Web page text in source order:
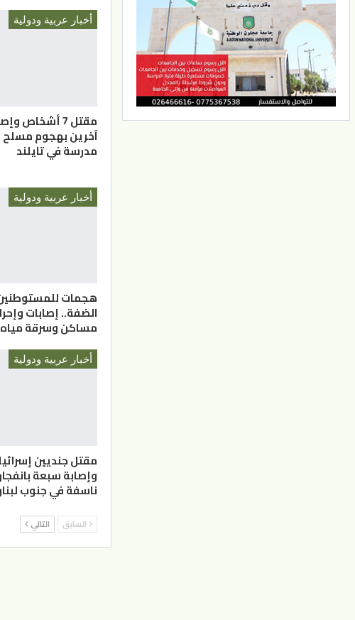
أخبار عربية ودولية
آخرين بهجوم مسلح
مدرسة في تايلند
أخبار عربية ودولية
هجمات
الضفة.. إصابات
مساكن وسرقة مياه
أخبار عربية ودولية
مقتل جنديين
وإصابة سبعة
ناسفة في جنوب
السابق التالي